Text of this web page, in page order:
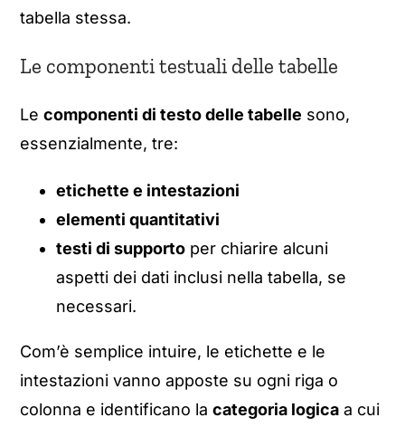
tabella stessa.
Le componenti testuali delle tabelle
Lecomponenti di testo delle tabelle sono,
essenzialmente, tre:
etichette e intestazioni
elementi quantitativi
testi di supporto per chiarire alcuni
aspetti dei dati inclusi nella tabella, se
necessari.
Com’è semplice intuire, le etichette e le
intestazioni vanno apposte su ogni riga o
colonna e identificano lacategoria logica a cui